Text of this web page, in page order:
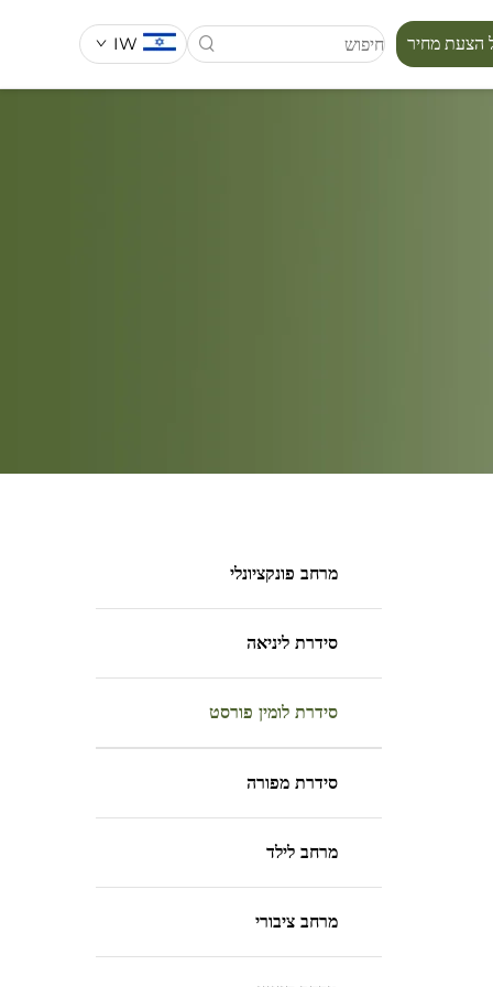
הצעת מחיר IW
מרחב פונקציונלי
סידרת ליניאה
סידרת לומין פורסט
סידרת מפורה
מרחב לילד
מרחב ציבורי